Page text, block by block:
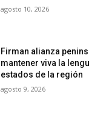
agosto 10, 2026
Firman alianza
mantener viva la
estados de la región
agosto 9, 2026